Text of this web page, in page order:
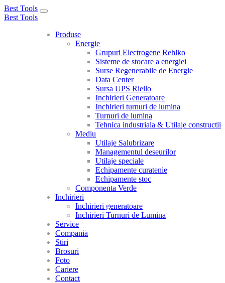
Best Tools
Toggle
Best Tools
Produse
Energie
Grupuri Electrogene Rehlko
Sisteme de stocare a energiei
Surse Regenerabile de Energie
Data Center
Sursa UPS Riello
Inchirieri Generatoare
Inchirieri turnuri de lumina
Turnuri de lumina
Tehnica industriala & Utilaje constructii
Mediu
Utilaje Salubrizare
Managementul deseurilor
Utilaje speciale
Echipamente curatenie
Echipamente stoc
Componenta Verde
Inchirieri
Inchirieri generatoare
Inchirieri Turnuri de Lumina
Service
Compania
Stiri
Brosuri
Foto
Cariere
Contact